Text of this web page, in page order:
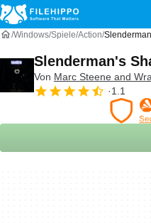
Windows Spiele Action
Slenderman's
Von Marc Steene and
1.1